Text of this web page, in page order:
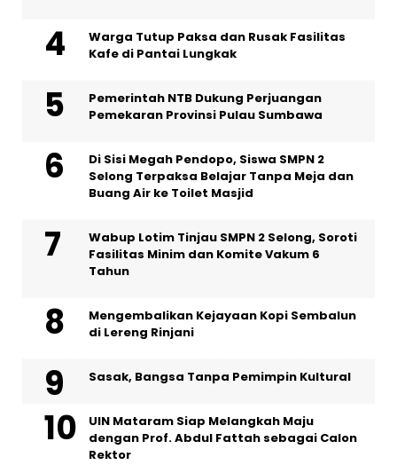
Warga Tutup Paksa dan Rusak Fasilitas
Kafe di Pantai Lungkak
Pemerintah NTB Dukung Perjuangan
Pemekaran Provinsi Pulau Sumbawa
Di Sisi Megah Pendopo, Siswa SMPN 2
Selong Terpaksa Belajar Tanpa Meja dan
Buang Air ke Toilet Masjid
Wabup Lotim Tinjau SMPN 2 Selong, Soroti
Fasilitas Minim dan Komite Vakum 6
Tahun
Mengembalikan Kejayaan Kopi Sembalun
di Lereng Rinjani
Sasak, Bangsa Tanpa Pemimpin Kultural
UIN Mataram Siap Melangkah Maju
dengan Prof. Abdul Fattah sebagai Calon
Rektor